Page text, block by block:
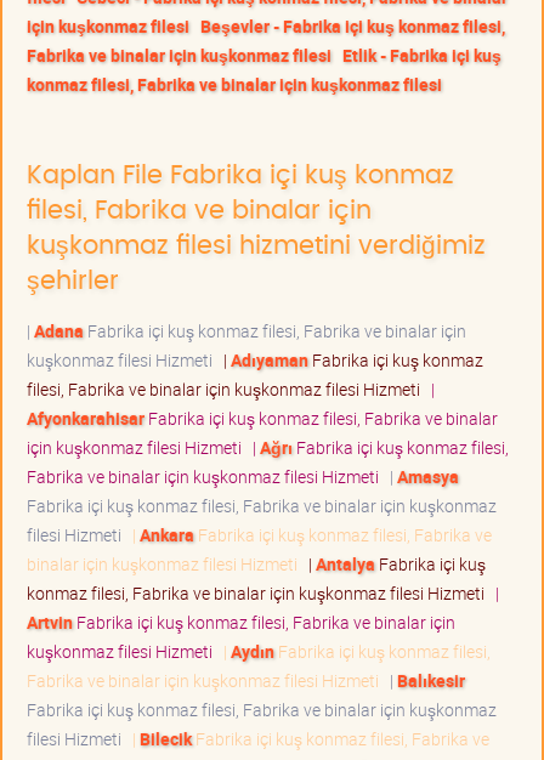
için kuşkonmaz filesi Beşevler - Fabrika içi kuş konmaz filesi,
Fabrika ve binalar için kuşkonmaz filesi Etlik - Fabrika içi kuş
konmaz filesi, Fabrika ve binalar için kuşkonmaz filesi
Kaplan File Fabrika içi kuş konmaz
filesi, Fabrika ve binalar için
kuşkonmaz filesi hizmetini verdiğimiz
şehirler
| Adana Fabrika içi kuş konmaz filesi, Fabrika ve binalar için
kuşkonmaz filesi Hizmeti | AdıyamanFabrika içi kuş konmaz
filesi, Fabrika ve binalar için kuşkonmaz filesi Hizmeti |
AfyonkarahisarFabrika içi kuş konmaz filesi, Fabrika ve binalar
için kuşkonmaz filesi Hizmeti | Ağrı Fabrika içi kuş konmaz filesi,
Fabrika ve binalar için kuşkonmaz filesi Hizmeti | Amasya
Fabrika içi kuş konmaz filesi, Fabrika ve binalar için kuşkonmaz
filesi Hizmeti | Ankara Fabrika içi kuş konmaz filesi, Fabrika ve
binalar için kuşkonmaz filesi Hizmeti | Antalya Fabrika içi kuş
konmaz filesi, Fabrika ve binalar için kuşkonmaz filesi Hizmeti |
ArtvinFabrika içi kuş konmaz filesi, Fabrika ve binalar için
kuşkonmaz filesi Hizmeti | AydınFabrika içi kuş konmaz filesi,
Fabrika ve binalar için kuşkonmaz filesi Hizmeti | Balıkesir
Fabrika içi kuş konmaz filesi, Fabrika ve binalar için kuşkonmaz
filesi Hizmeti | BilecikFabrika içi kuş konmaz filesi, Fabrika ve